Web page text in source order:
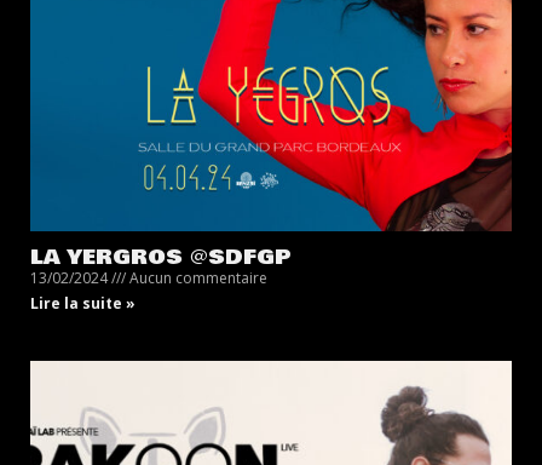
LA YERGROS @SDFGP
13/02/2024
Aucun commentaire
Lire la suite »